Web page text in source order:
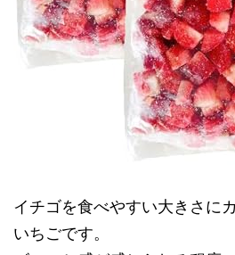
イチゴを食べやすい大きさに
いちごです。